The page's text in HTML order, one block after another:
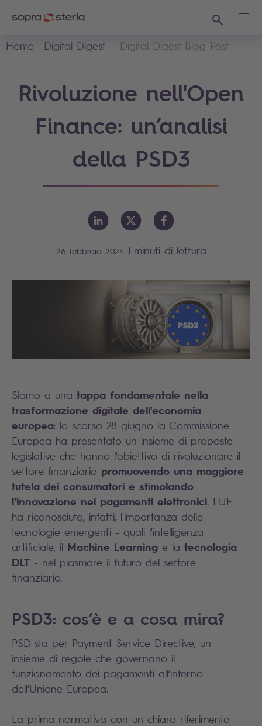
Ricerca
Home
Digital Digest Digital Digest_Blog Post
Rivoluzione nell'Open
Finance: un’analisi
della PSD3
26 febbraio 2024 | minuti di lettura
Siamo a una tappa fondamentale nella
trasformazione digitale dell'economia
europea: lo scorso 28 giugno la Commissione
Europea ha presentato un insieme di proposte
legislative che hanno l'obiettivo di rivoluzionare il
settore finanziario promuovendo una maggiore
tutela dei consumatori e stimolando
l'innovazione nei pagamenti elettronici. L'UE
ha riconosciuto, infatti, l'importanza delle
tecnologie emergenti - quali l'intelligenza
artificiale, il Machine Learning e la tecnologia
DLT - nel plasmare il futuro del settore
finanziario.
PSD3: cos’è e a cosa mira?
PSD sta per Payment Service Directive, un
insieme di regole che governano il
funzionamento dei pagamenti all’interno
dell’Unione Europea.
La prima normativa con un chiaro riferimento